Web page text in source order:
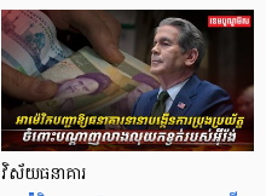
វិស័យធនាគារ